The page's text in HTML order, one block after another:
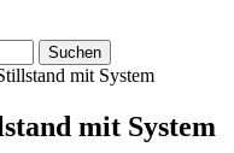
mit System
mit System